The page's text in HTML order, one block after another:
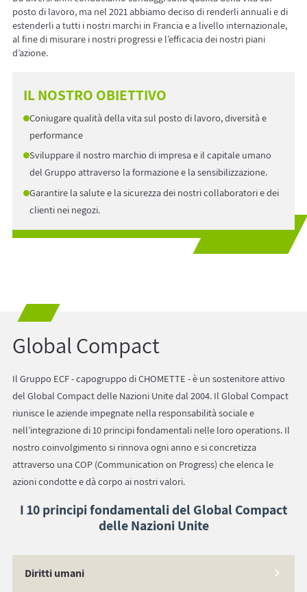
posto di lavoro, ma nel 2021 abbiamo deciso di renderli annuali e di
estenderli a tutti i nostri marchi in Francia e a livello internazionale,
al fine di misurare i nostri progressi e l’efficacia dei nostri piani
d’azione.
IL NOSTRO OBIETTIVO
Coniugare qualità della vita sul posto di lavoro, diversità e
performance
Sviluppare il nostro marchio di impresa e il capitale umano
del Gruppo attraverso la formazione e la sensibilizzazione.
Garantire la salute e la sicurezza dei nostri collaboratori e dei
clienti nei negozi.
Global Compact
Il Gruppo ECF - capogruppo di CHOMETTE - è un sostenitore attivo
del Global Compact delle Nazioni Unite dal 2004. Il Global Compact
riunisce le aziende impegnate nella responsabilità sociale e
nell’integrazione di 10 principi fondamentali nelle loro operations. Il
nostro coinvolgimento si rinnova ogni anno e si concretizza
attraverso una COP (Communication on Progress) che elenca le
azioni condotte e dà corpo ai nostri valori.
I 10 principi fondamentali del Global Compact
delle Nazioni Unite
Diritti umani